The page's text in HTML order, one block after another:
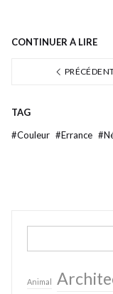
CONTINUER À LIRE
TAG
#Couleur #Errance #
Search
Animal